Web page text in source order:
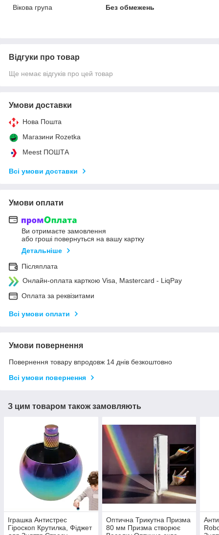
Вікова група
Без обмежень
Відгуки про товар
Ще немає відгуків про цей товар
Умови доставки
Нова Пошта
Магазини Rozetka
Meest ПОШТА
Всі умови доставки
Умови оплати
Ви отримаєте замовлення
або гроші повернуться на вашу картку
Детальніше
Післяплата
Онлайн-оплата карткою Visa, Mastercard - LiqPay
Оплата за реквізитами
Всі умови оплати
Умови повернення
Повернення товару впродовж 14 днів безкоштовно
Всі умови повернення
З цим товаром також замовляють
Іграшка Антистрес
Гіроскоп Крутилка, Фіджет
Оптична Трикутна Призма
80 мм Призма створює